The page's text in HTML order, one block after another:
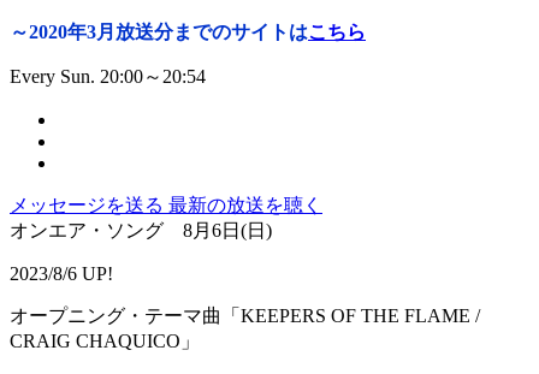
～2020年3月放送分までのサイトはこちら
Every Sun. 20:00～20:54
メッセージを送る 最新の放送を聴く
オンエア・ソング 8月6日(日)
2023/8/6 UP!
オープニング・テーマ曲「KEEPERS OF THE FLAME /
CRAIG CHAQUICO」